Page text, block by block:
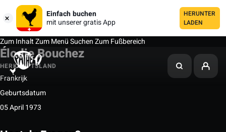
Einfach buchen
mit unserer gratis App
HERUNTER
LADEN
Zum InhaltZum MenüSuchenZum Fußbereich
Élodie Bouchez
HERKUNFTSLAND
Frankrijk
Geburtsdatum
05 April 1973